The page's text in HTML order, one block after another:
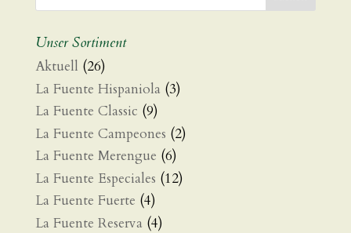
Unser Sortiment
Aktuell (26)
La Fuente Hispaniola (3)
La Fuente Classic (9)
La Fuente Campeones (2)
La Fuente Merengue (6)
La Fuente Especiales (12)
La Fuente Fuerte (4)
La Fuente Reserva (4)